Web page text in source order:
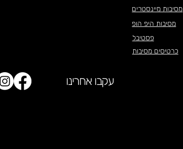
מסיבות מיינסטרים
מסיבות היפ הופ
פסטיבל
כרטיסים מסיבות
עקבו אחרינו